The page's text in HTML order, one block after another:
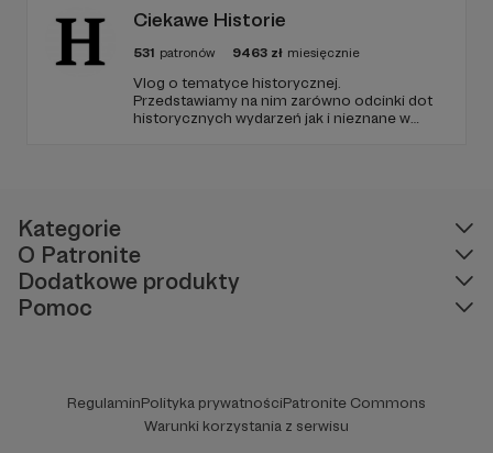
Ciekawe Historie
531 patronów 9463 zł miesięcznie
Vlog o tematyce historycznej.
Przedstawiamy na nim zarówno odcinki dot
historycznych wydarzeń jak i nieznane w
Kategorie
O Patronite
Dodatkowe produkty
Pomoc
RegulaminPolityka prywatnościPatronite Commons
Warunki korzystania z serwisu